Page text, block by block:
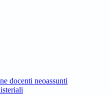
docenti neoassunti